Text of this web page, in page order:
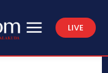
LIVE